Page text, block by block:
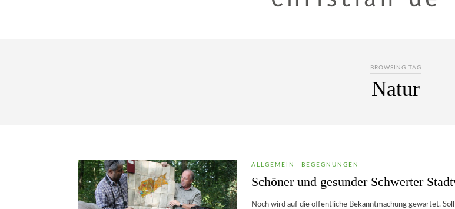
BROWSING TAG
Natur
ALLGEMEIN BEGEGNUNGEN
Schöner und gesunder Schwerter
Noch wird auf die öffentliche Bekanntmachung gewartet.